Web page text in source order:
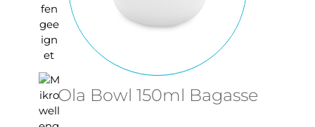
Ola Bowl 150ml Bagasse